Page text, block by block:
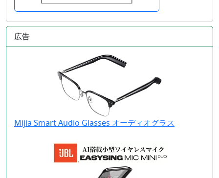
広告
Mijia Smart Audio Glasses オーディオグラス